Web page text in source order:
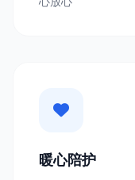
暖心陪护